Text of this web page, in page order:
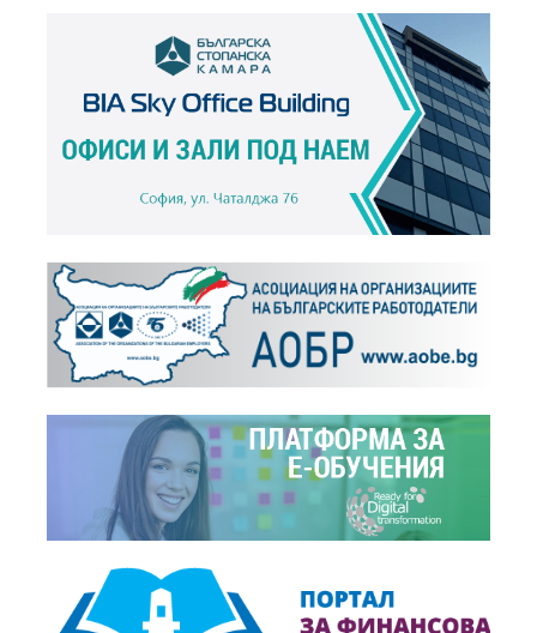
Събития, 31.12.2018
ПОЧИВНИТЕ ДНИ ПРЕЗ 2018 Г.
+
Събития, 30.11.2017
ПОЧИВНИТЕ ДНИ ПРЕЗ 2017 Г.
Събития, 01.12.2015
ПОЧИВНИ ДНИ ПРЕЗ 2015 г.
Събития, 31.12.2014
Събития, 01.01.2013
ПОЧИВНИТЕ ДНИ ПРЕЗ 2013 Г.
+
Събития, 01.01.2012
Почивните дни през 2012 г.